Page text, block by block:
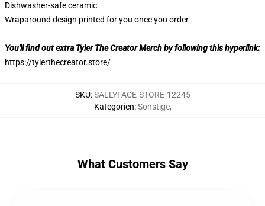
Dishwasher-safe ceramic
Wraparound design printed for you once you order
You'll find out extra Tyler The Creator Merch by following this hyperlink:
https://tylerthecreator.store/
SKU:SALLYFACE-STORE-12245
Kategorien:Sonstige,
What Customers Say